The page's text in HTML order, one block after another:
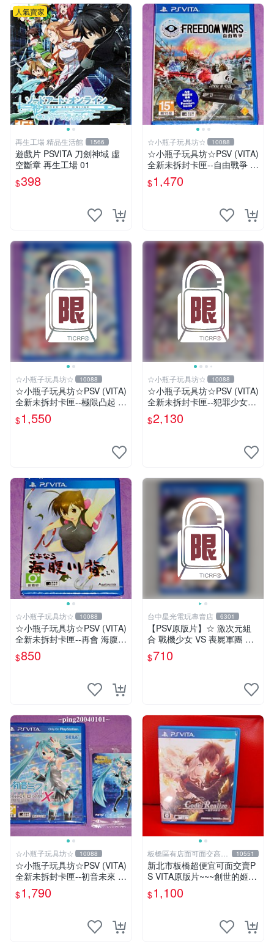
人氣賣家
再生工場 精品生活館 1566
遊戲片 PSVITA 刀劍神域 虛
空斷章 再生工場 01
$398
☆小瓶子玩具坊☆ 10088
☆小瓶子玩具坊☆PSV (VITA)
全新未拆封卡匣--自由戰爭 中
文版
$1,470
☆小瓶子玩具坊☆ 10088
☆小瓶子玩具坊☆PSV (VITA)
全新未拆封卡匣--極限凸起 萌
萌水晶 / 萌情水晶 中文版
$1,550
☆小瓶子玩具坊☆ 10088
☆小瓶子玩具坊☆PSV (VITA)
全新未拆封卡匣--犯罪少女2
《Criminal Girls 2》限定版
$2,130
☆小瓶子玩具坊☆ 10088
☆小瓶子玩具坊☆PSV (VITA)
全新未拆封卡匣--再會 海腹川
背 閃
$850
台中星光電玩專賣店 6301
【PSV原版片】☆ 激次元組
合 戰機少女 VS 喪屍軍團 殭
屍軍團 ☆中文版全新品【台
中星光電玩】
$710
☆小瓶子玩具坊☆ 10088
☆小瓶子玩具坊☆PSV (VITA)
全新未拆封卡匣--初音未來 名
伶計畫X 中文版+特典--Aime
卡
$1,790
板橋區有店面可面交高價
回收電玩
10551
新北市板橋超便宜可面交賣P
S VITA原版片~~~創世的姬君
~~~另有主機昇級及修理的服
務喔
$1,100